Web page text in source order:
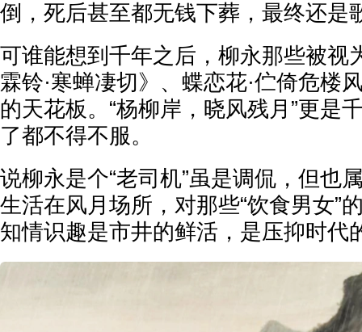
倒，死后甚至都无钱下葬，最终还是
可谁能想到千年之后，柳永那些被视
霖铃·寒蝉凄切》、蝶恋花·伫倚危楼
的天花板。“杨柳岸，晓风残月”更是
了都不得不服。
说柳永是个“老司机”虽是调侃，但也
生活在风月场所，对那些“饮食男女”
知情识趣是市井的鲜活，是压抑时代